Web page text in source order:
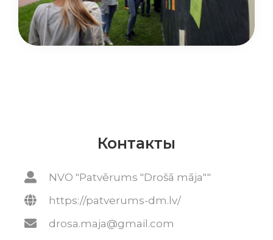
Контакты
NVO "Patvērums "Drošā māja""
https://patverums-dm.lv/
drosa.maja@gmail.com